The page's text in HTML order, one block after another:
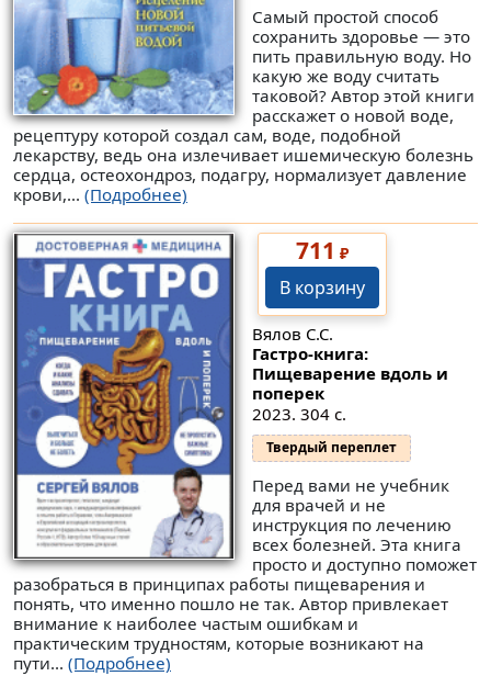
Самый простой способ
сохранить здоровье — это
пить правильную воду. Но
какую же воду считать
таковой? Автор этой книги
расскажет о новой воде,
рецептуру которой создал сам, воде, подобной
лекарству, ведь она излечивает ишемическую болезнь
сердца, остеохондроз, подагру, нормализует давление
крови,... (Подробнее)
711 ₽
В корзину
Вялов С.С.
Гастро-книга:
Пищеварение вдоль и
поперек
2023. 304 с.
Твердый переплет
Перед вами не учебник
для врачей и не
инструкция по лечению
всех болезней. Эта книга
просто и доступно поможет
разобраться в принципах работы пищеварения и
понять, что именно пошло не так. Автор привлекает
внимание к наиболее частым ошибкам и
практическим трудностям, которые возникают на
пути... (Подробнее)